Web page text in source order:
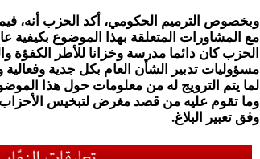
وبخصوص الترميم الحكومي، أكد الحزب أنه،
مع المشاورات المتعلقة بهذا الموضوع بكيفية
الحزب كان دائما مدرسة وخزانا للأطر الكفؤة
مسؤوليات تدبير الشأن العام بكل جدية
لما يتم الترويج له من معلومات حول هذا
وما تقوم عليه من قصد مغرض لتبخيس
وفق تعبير البلاغ.